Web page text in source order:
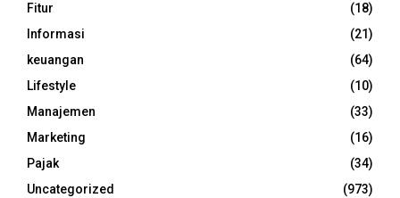
Fitur
(18)
Informasi
(21)
keuangan
(64)
Lifestyle
(10)
Manajemen
(33)
Marketing
(16)
Pajak
(34)
Uncategorized
(973)